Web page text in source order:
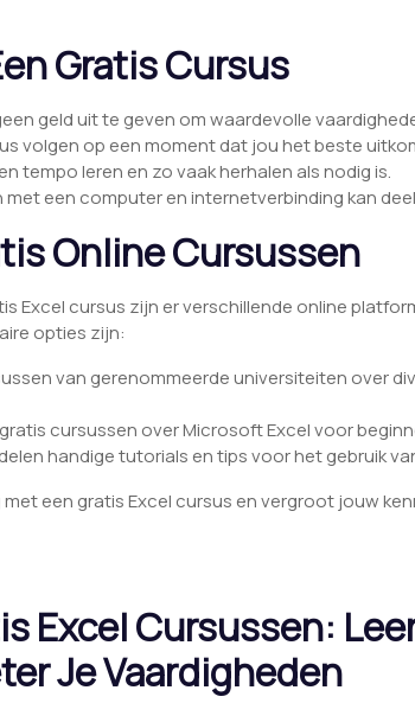
Gratis Cursus
geld uit te geven om waardevolle
volgen op een moment dat jou het beste
tempo leren en zo vaak herhalen als nodig is.
met een computer en internetverbinding kan
Online Cursussen
Excel cursus zijn er verschillende online
opties zijn:
van gerenommeerde universiteiten over
cursussen over Microsoft Excel voor
handige tutorials en tips voor het gebruik
een gratis Excel cursus en vergroot jouw
Excel Cursussen:
Je Vaardigheden